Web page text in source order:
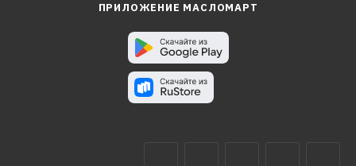
ПРИЛОЖЕНИЕ МАСЛОМАРТ